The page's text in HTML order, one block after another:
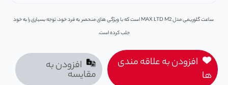
ساعت گلوریمی مدل MAX LTD M2 است که با ویژگی‌ های منحصر به فرد خود، توجه بسیاری را به خود
جلب کرده است.
افزودن به علاقه مندی
ها
افزودن به
مقایسه